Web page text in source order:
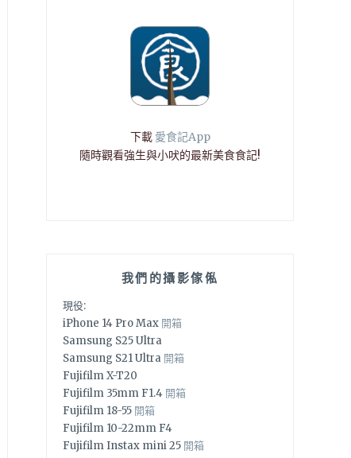
下載 愛食記App
隨時觀看強生與小吠的最新美食食記!
我們的攝影傢俬
現役:
iPhone 14 Pro Max 開箱
Samsung S25 Ultra
Samsung S21 Ultra 開箱
Fujifilm X-T20
Fujifilm 35mm F1.4 開箱
Fujifilm 18-55 開箱
Fujifilm 10-22mm F4
Fujifilm Instax mini 25 開箱